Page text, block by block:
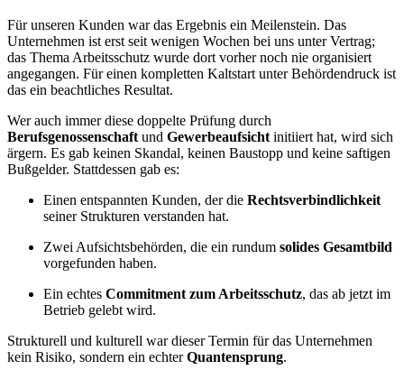
Für unseren Kunden war das Ergebnis ein Meilenstein. Das
Unternehmen ist erst seit wenigen Wochen bei uns unter Vertrag;
das Thema Arbeitsschutz wurde dort vorher noch nie organisiert
angegangen. Für einen kompletten Kaltstart unter Behördendruck ist
das ein beachtliches Resultat.
Wer auch immer diese doppelte Prüfung durch
Berufsgenossenschaft und Gewerbeaufsicht initiiert hat, wird sich
ärgern. Es gab keinen Skandal, keinen Baustopp und keine saftigen
Bußgelder. Stattdessen gab es:
Einen entspannten Kunden, der die Rechtsverbindlichkeit
seiner Strukturen verstanden hat.
Zwei Aufsichtsbehörden, die ein rundum solides Gesamtbild
vorgefunden haben.
Ein echtes Commitment zum Arbeitsschutz, das ab jetzt im
Betrieb gelebt wird.
Strukturell und kulturell war dieser Termin für das Unternehmen
kein Risiko, sondern ein echterQuantensprung.